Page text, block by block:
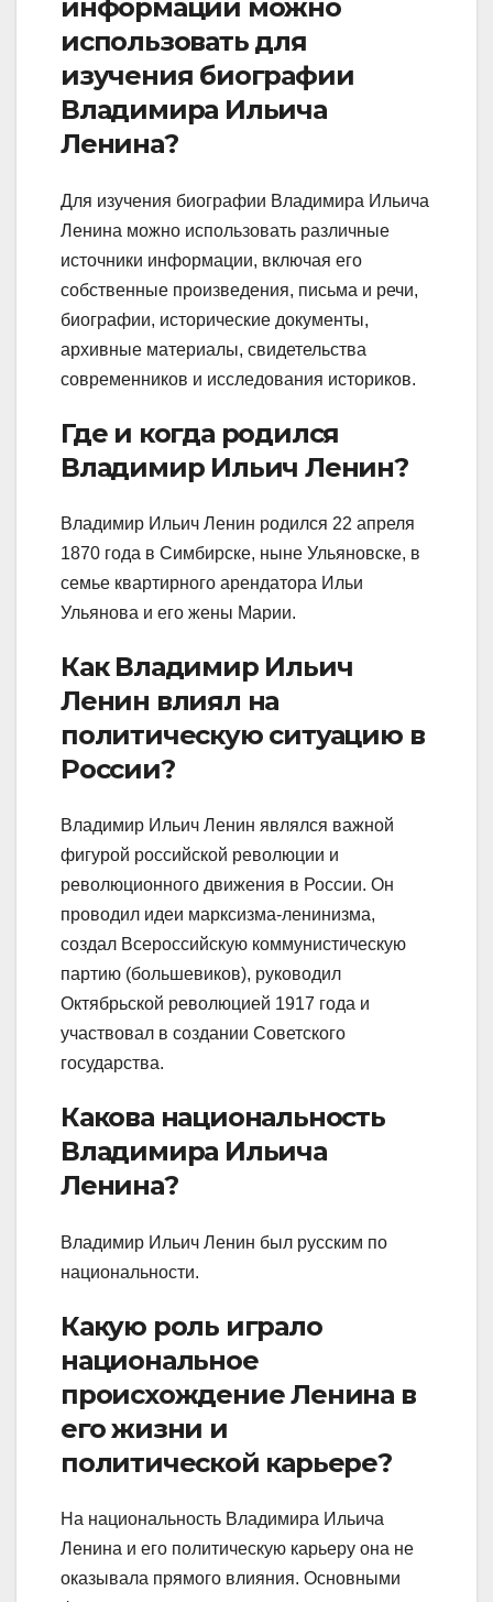
информации можно
использовать для
изучения биографии
Владимира Ильича
Ленина?
Для изучения биографии Владимира Ильича
Ленина можно использовать различные
источники информации, включая его
собственные произведения, письма и речи,
биографии, исторические документы,
архивные материалы, свидетельства
современников и исследования историков.
Где и когда родился
Владимир Ильич Ленин?
Владимир Ильич Ленин родился 22 апреля
1870 года в Симбирске, ныне Ульяновске, в
семье квартирного арендатора Ильи
Ульянова и его жены Марии.
Как Владимир Ильич
Ленин влиял на
политическую ситуацию в
России?
Владимир Ильич Ленин являлся важной
фигурой российской революции и
революционного движения в России. Он
проводил идеи марксизма-ленинизма,
создал Всероссийскую коммунистическую
партию (большевиков), руководил
Октябрьской революцией 1917 года и
участвовал в создании Советского
государства.
Какова национальность
Владимира Ильича
Ленина?
Владимир Ильич Ленин был русским по
национальности.
Какую роль играло
национальное
происхождение Ленина в
его жизни и
политической карьере?
На национальность Владимира Ильича
Ленина и его политическую карьеру она не
оказывала прямого влияния. Основными